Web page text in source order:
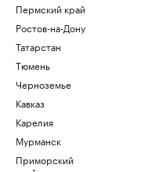
Пермский край
Ростов-на-Дону
Татарстан
Тюмень
Черноземье
Кавказ
Карелия
Мурманск
Приморский